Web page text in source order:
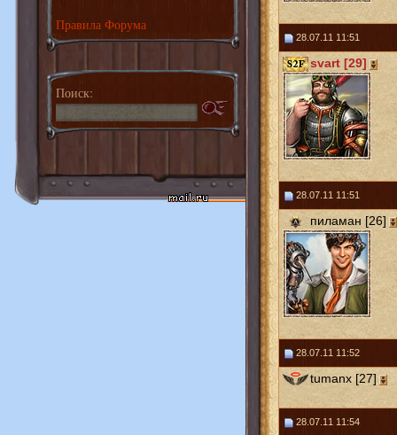
Правила Форума
Поиск:
28.07.11 11:51
svart [29]
28.07.11 11:51
пиламан [26]
28.07.11 11:52
tumanx [27]
28.07.11 11:54